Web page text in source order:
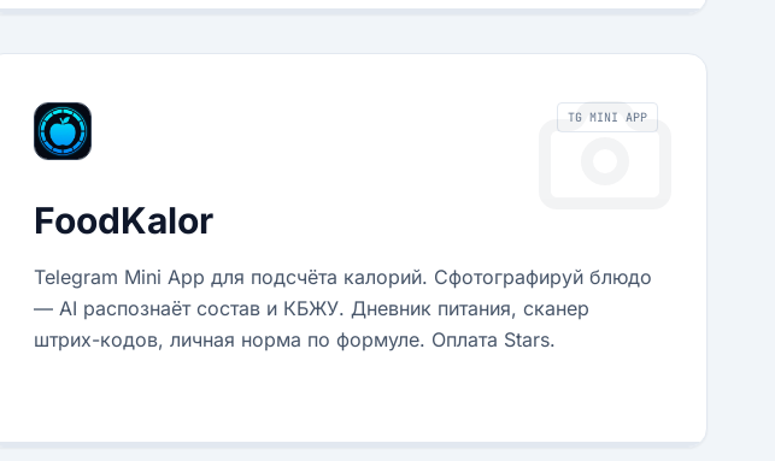
TG MINI APP
FoodKalor
Telegram Mini App для подсчёта калорий. Сфотографируй блюдо
— AI распознаёт состав и КБЖУ. Дневник питания, сканер
штрих-кодов, личная норма по формуле. Оплата Stars.